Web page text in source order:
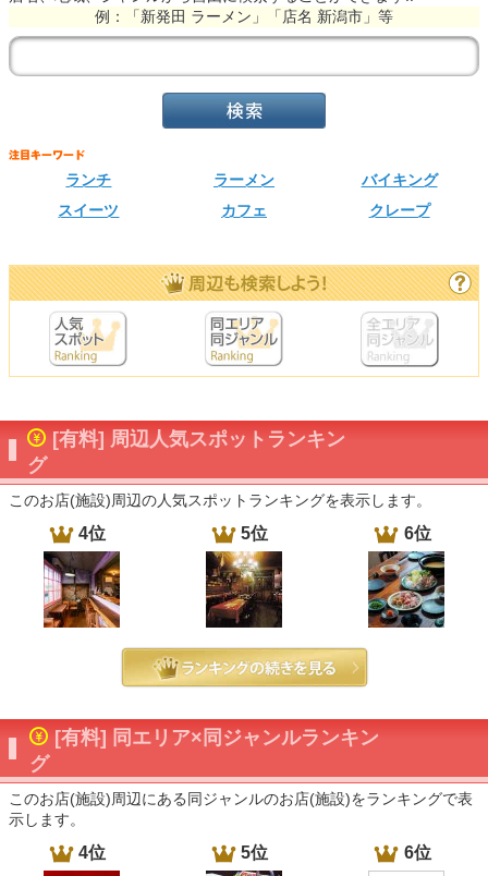
例：「新発田 ラーメン」「店名 新潟市」等
ランチ ラーメン
バイキング
スイーツ
カフェ クレープ
[有料] 周辺人気スポットランキン
グ
このお店(施設)周辺の人気スポットランキングを表示します。
4位 5位 6位
[有料] 同エリア×同ジャンルランキン
グ
このお店(施設)周辺にある同ジャンルのお店(施設)をランキングで表
示します。
4位 5位 6位